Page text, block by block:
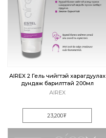
AIREX
AIREX 2 Гель чийгтэй харагдуулах
дундаж барилттай 200мл
23,200₮